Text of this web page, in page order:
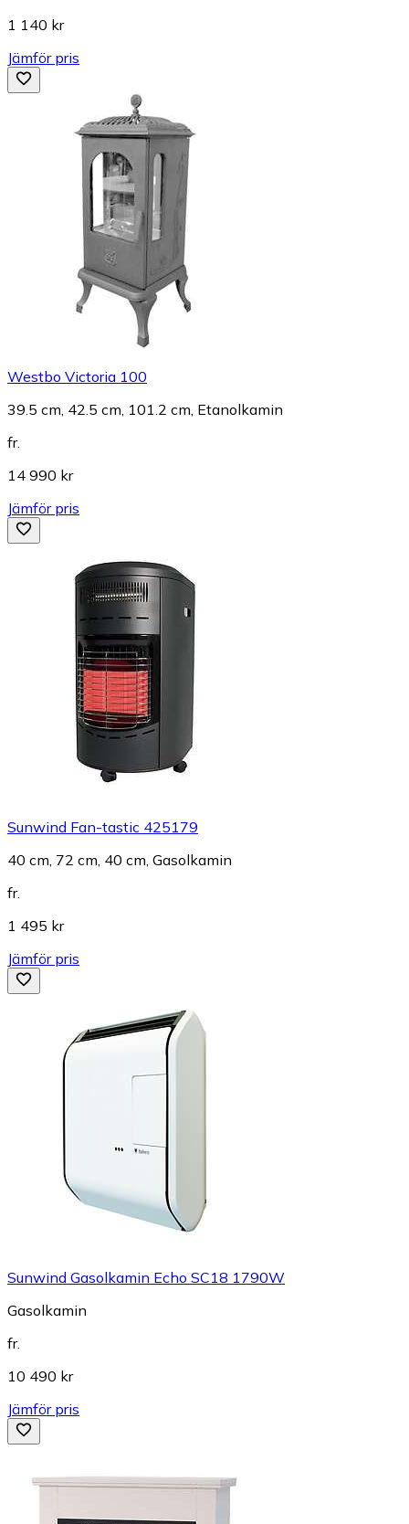
1 140 kr
Jämför pris
Westbo Victoria 100
39.5 cm, 42.5 cm, 101.2 cm, Etanolkamin
fr.
14 990 kr
Jämför pris
Sunwind Fan-tastic 425179
40 cm, 72 cm, 40 cm, Gasolkamin
fr.
1 495 kr
Jämför pris
Sunwind Gasolkamin Echo SC18 1790W
Gasolkamin
fr.
10 490 kr
Jämför pris